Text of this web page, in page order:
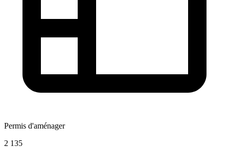
Permis d'aménager
2 135